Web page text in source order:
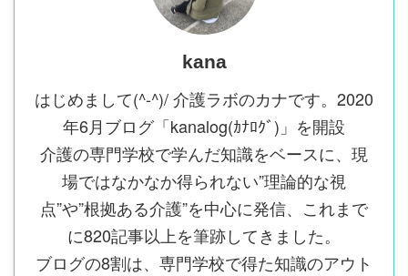
kana
はじめまして(^-^)/ 介護ラボのカナです。2020
年6月ブログ「kanalog(ｶﾅﾛｸﾞ)」を開設
介護の専門学校で学んだ知識をベースに、現
場ではなかなか得られない”理論的な視
点”や”根拠ある介護”を中心に発信、これまで
に820記事以上を筆跡してきました。
ブログの8割は、専門学校で得た知識のアウト